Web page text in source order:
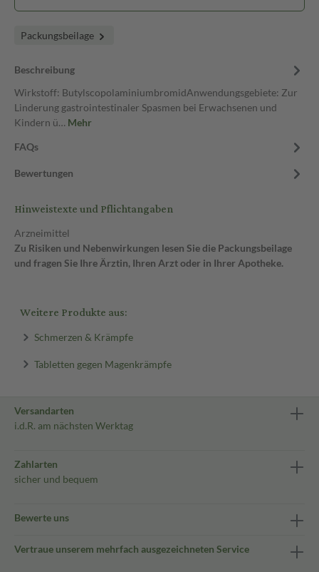
Packungsbeilage
Beschreibung
Wirkstoff: ButylscopolaminiumbromidAnwendungsgebiete: Zur
Linderung gastrointestinaler Spasmen bei Erwachsenen und
Kindern ü… Mehr
FAQs
Bewertungen
Hinweistexte und Pflichtangaben
Arzneimittel
Zu Risiken und Nebenwirkungen lesen Sie die Packungsbeilage
und fragen Sie Ihre Ärztin, Ihren Arzt oder in Ihrer Apotheke.
Weitere Produkte aus:
Schmerzen & Krämpfe
Tabletten gegen Magenkrämpfe
Versandarten
i.d.R. am nächsten Werktag
Zahlarten
sicher und bequem
Bewerte uns
Vertraue unserem mehrfach ausgezeichneten Service